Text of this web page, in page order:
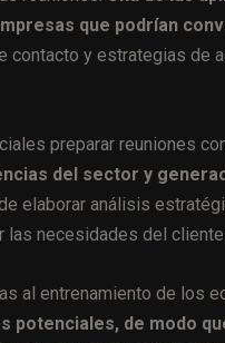
que podrían
contacto y estrategias de
preparar reuniones
del sector y
elaborar análisis
necesidades del
al entrenamiento de los
de modo